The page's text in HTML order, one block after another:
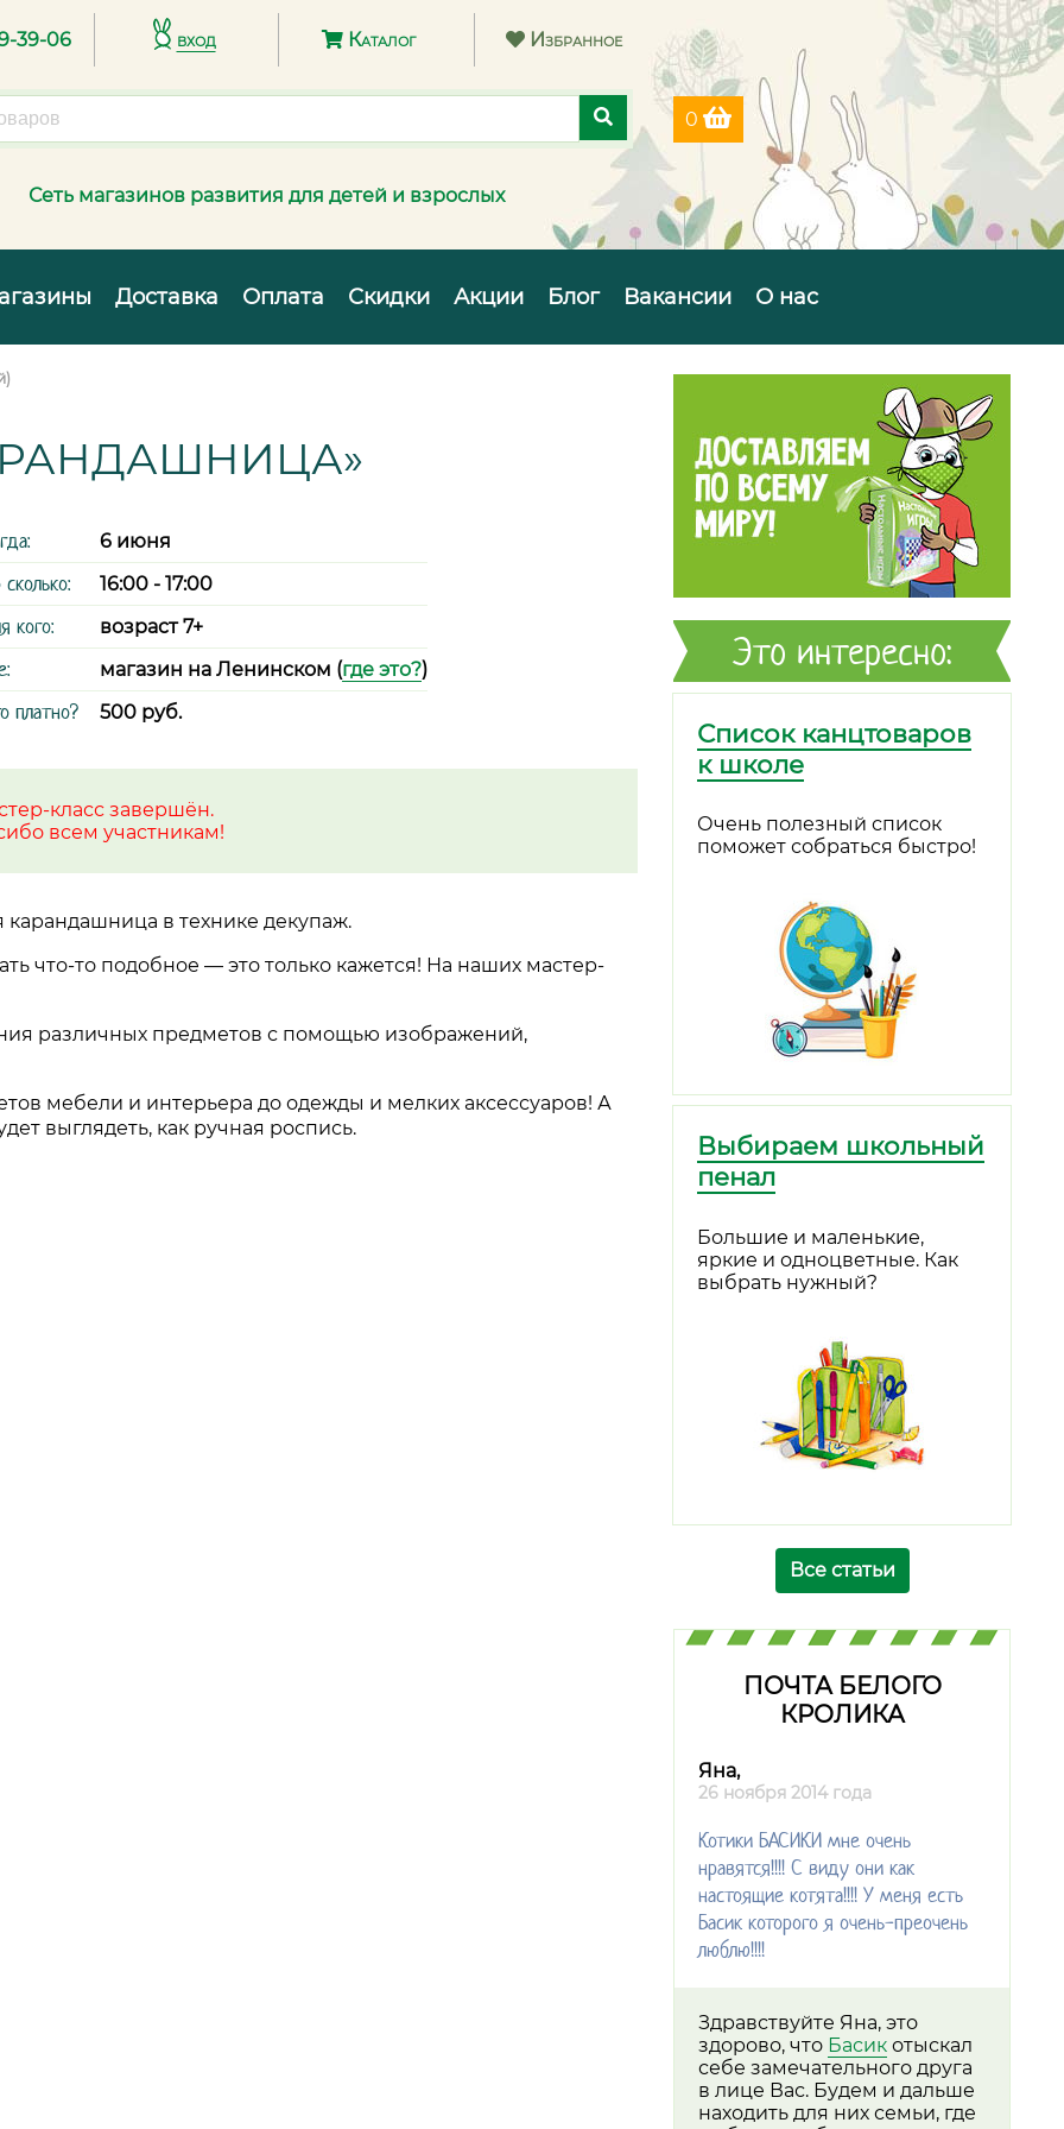
39-06 вход Каталог Избранное
0
Сеть магазинов развития для детей и взрослых
Доставка Оплата Скидки Акции Блог Вакансии О нас
6 июня
16:00 - 17:00
кого: возраст 7+
магазин на Ленинском (где это?)
платно? 500 руб.
класс завершён.
всем участникам!
в технике декупаж.
что-то подобное — это только кажется! На наших мастер-
различных предметов с помощью изображений,
мебели и интерьера до одежды и мелких аксессуаров! А
выглядеть, как ручная роспись.
Это интересно:
Список канцтоваров
к школе
Очень полезный список
поможет собраться быстро!
Выбираем школьный
пенал
Большие и маленькие,
яркие и одноцветные. Как
выбрать нужный?
Все статьи
ПОЧТА БЕЛОГО
КРОЛИКА
Яна,
26 ноября 2014 года
Котики БАСИКИ мне очень
нравятся!!!! С виду они как
настоящие котята!!!! У меня есть
Басик которого я очень-преочень
люблю!!!!
Здравствуйте Яна, это
здорово, что Басик отыскал
себе замечательного друга
в лице Вас. Будем и дальше
находить для них семьи, где